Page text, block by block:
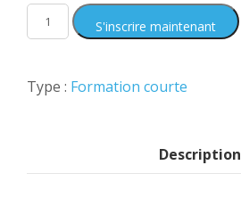
S'inscrire maintenant
Type : Formation courte
Description